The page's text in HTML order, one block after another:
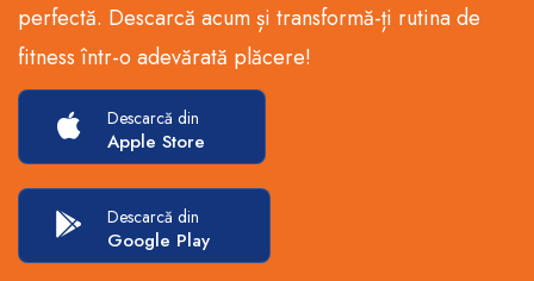
perfectă. Descarcă acum și transformă-ți rutina de
fitness într-o adevărată plăcere!
Descarcă din
Apple Store
Descarcă din
Google Play